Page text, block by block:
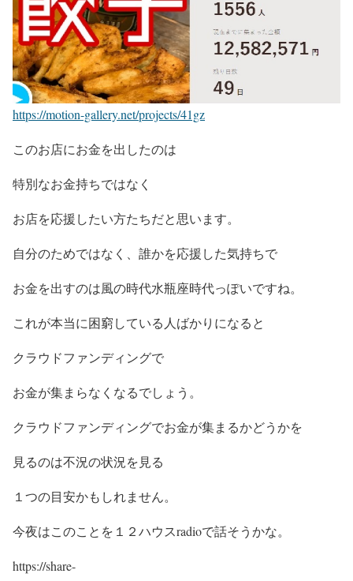
https://motion-gallery.net/projects/41gz
このお店にお金を出したのは
特別なお金持ちではなく
お店を応援したい方たちだと思います。
自分のためではなく、誰かを応援した気持ちで
お金を出すのは風の時代水瓶座時代っぽいですね。
これが本当に困窮している人ばかりになると
クラウドファンディングで
お金が集まらなくなるでしょう。
クラウドファンディングでお金が集まるかどうかを
見るのは不況の状況を見る
１つの目安かもしれません。
今夜はこのことを１２ハウスradioで話そうかな。
https://share-